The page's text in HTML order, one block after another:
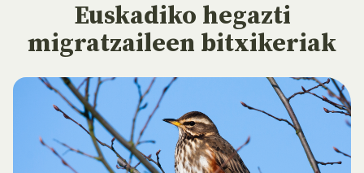
Euskadiko hegazti
migratzaileen bitxikeriak